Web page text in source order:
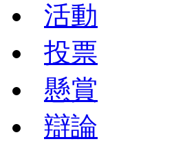
活動
投票
懸賞
辯論